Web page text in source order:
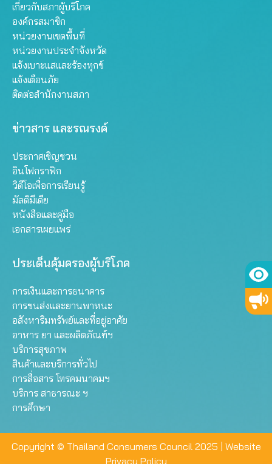
เกี่ยวกับสภาผู้บริโภค
องค์กรสมาชิก
หน่วยงานเขตพื้นที่
หน่วยงานประจำจังหวัด
แจ้งเบาะแสและร้องทุกข์
แจ้งเตือนภัย
ติดต่อสำนักงานสภา
ข่าวสาร และรณรงค์
ประกาศเชิญชวน
อินโฟกราฟิก
วิดีโอเพื่อการเรียนรู้
มัลติมีเดีย
หนังสือและคู่มือ
เอกสารเผยแพร่
ประเด็นคุ้มครองผู้บริโภค
การเงินและการธนาคาร
การขนส่งและยานพาหนะ
อสังหาริมทรัพย์และที่อยู่อาศัย
อาหาร ยา และผลิตภัณฑ์ฯ
บริการสุขภาพ
สินค้าและบริการทั่วไป
การสื่อสาร โทรคมนาคมฯ
บริการ สาธารณะ ฯ
การศึกษา
Copyright © Thailand Consumers Council 2025 | Website
Privacy Policy